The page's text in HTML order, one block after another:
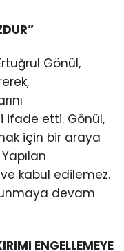
Gönül,
ifade etti. Gönül,
için bir araya
kabul edilemez.
devam
ENGELLEMEYE